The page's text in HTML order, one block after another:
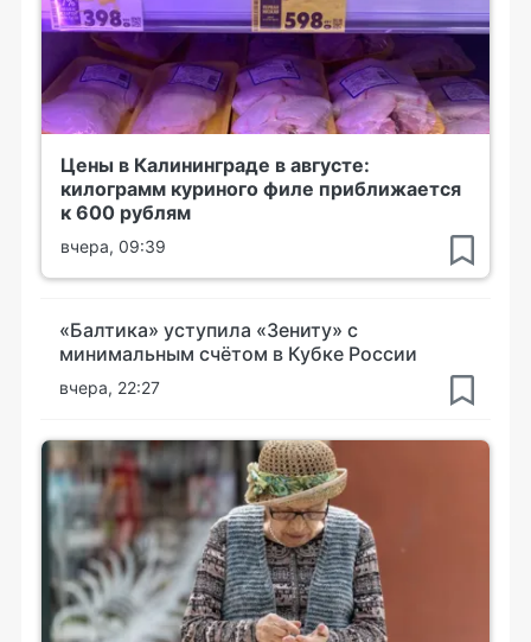
Цены в Калининграде в августе:
килограмм куриного филе приближается
к 600 рублям
вчера, 09:39
«Балтика» уступила «Зениту» с
минимальным счётом в Кубке России
вчера, 22:27